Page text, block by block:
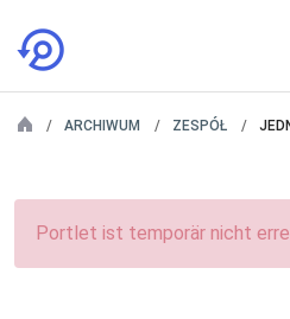
ARCHIWUM ZESPÓŁ
Portlet ist temporär nicht